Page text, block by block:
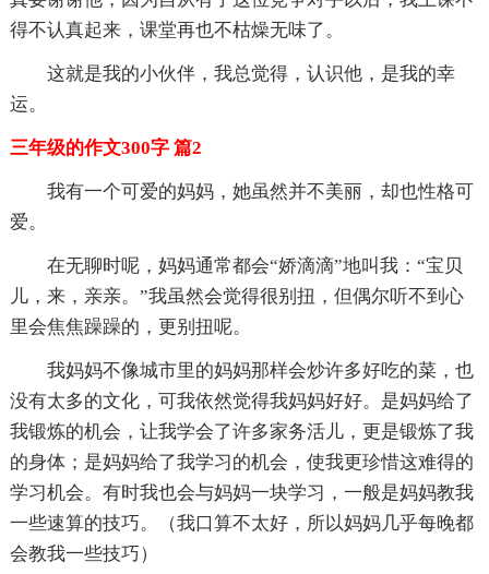
得不认真起来，课堂再也不枯燥无味了。
这就是我的小伙伴，我总觉得，认识他，是我的幸
运。
三年级的作文300字 篇2
我有一个可爱的妈妈，她虽然并不美丽，却也性格可
爱。
在无聊时呢，妈妈通常都会“娇滴滴”地叫我：“宝贝
儿，来，亲亲。”我虽然会觉得很别扭，但偶尔听不到心
里会焦焦躁躁的，更别扭呢。
我妈妈不像城市里的妈妈那样会炒许多好吃的菜，也
没有太多的文化，可我依然觉得我妈妈好好。是妈妈给了
我锻炼的机会，让我学会了许多家务活儿，更是锻炼了我
的身体；是妈妈给了我学习的机会，使我更珍惜这难得的
学习机会。有时我也会与妈妈一块学习，一般是妈妈教我
一些速算的技巧。（我口算不太好，所以妈妈几乎每晚都
会教我一些技巧）